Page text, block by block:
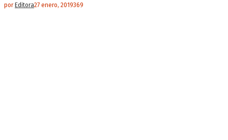
porEditora27 enero, 2019369